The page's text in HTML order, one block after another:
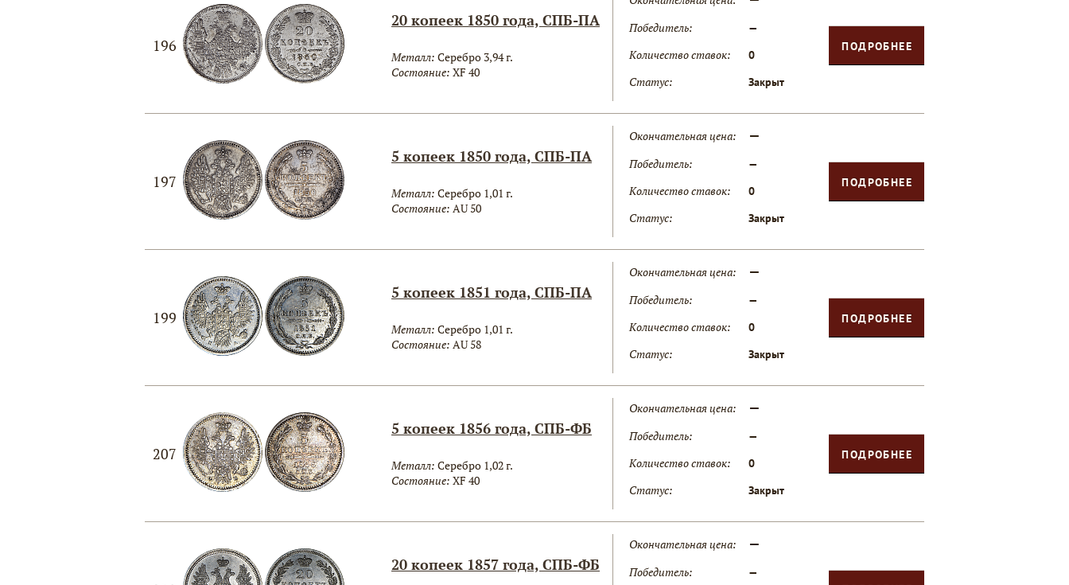
196
20 копеек 1850 года, СПБ-ПА
Металл: Серебро 3,94 г.
Состояние: XF 40
Победитель: —
Количество ставок: 0
Статус: Закрыт
ПОДРОБНЕЕ
197
5 копеек 1850 года, СПБ-ПА
Металл: Серебро 1,01 г.
Состояние: AU 50
Окончательная цена: —
Победитель: —
Количество ставок: 0
Статус: Закрыт
ПОДРОБНЕЕ
199
5 копеек 1851 года, СПБ-ПА
Металл: Серебро 1,01 г.
Состояние: AU 58
Окончательная цена: —
Победитель: —
Количество ставок: 0
Статус: Закрыт
ПОДРОБНЕЕ
207
5 копеек 1856 года, СПБ-ФБ
Металл: Серебро 1,02 г.
Состояние: XF 40
Окончательная цена: —
Победитель: —
Количество ставок: 0
Статус: Закрыт
ПОДРОБНЕЕ
20 копеек 1857 года, СПБ-ФБ
Окончательная цена: —
Победитель: —